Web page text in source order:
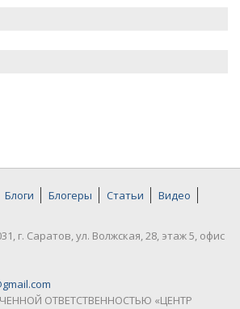
Блоги Блогеры Статьи
Видео
г. Саратов, ул. Волжская, 28, этаж 5, офис
ОТВЕТСТВЕННОСТЬЮ «ЦЕНТР